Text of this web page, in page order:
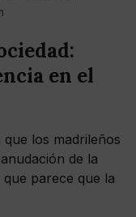
en el
los madrileños
de la
parece que la